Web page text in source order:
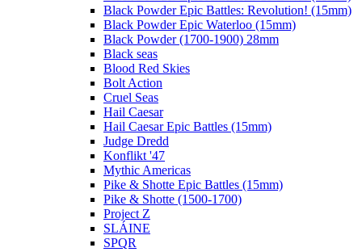
Black Powder Epic Battles: Revolution! (15mm)
Black Powder Epic Waterloo (15mm)
Black Powder (1700-1900) 28mm
Black seas
Blood Red Skies
Bolt Action
Cruel Seas
Hail Caesar
Hail Caesar Epic Battles (15mm)
Judge Dredd
Konflikt '47
Mythic Americas
Pike & Shotte Epic Battles (15mm)
Pike & Shotte (1500-1700)
Project Z
SLÁINE
SPQR